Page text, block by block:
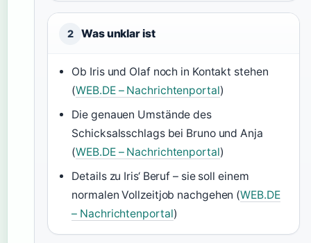
2 Was unklar ist
Ob Iris und Olaf noch in Kontakt stehen
(WEB.DE – Nachrichtenportal)
Die genauen Umstände des
Schicksalsschlags bei Bruno und Anja
(WEB.DE – Nachrichtenportal)
Details zu Iris‘ Beruf – sie soll einem
normalen Vollzeitjob nachgehen (WEB.DE
– Nachrichtenportal)